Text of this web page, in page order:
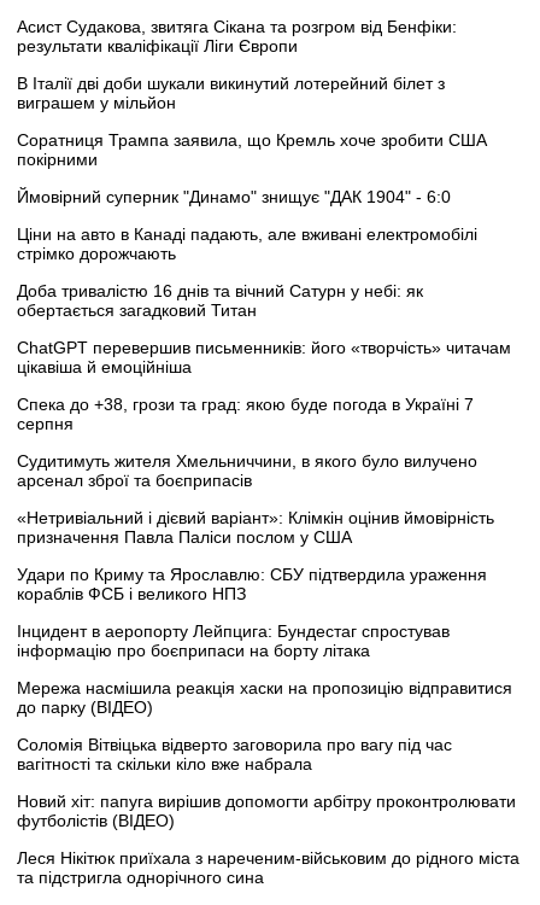
Асист Судакова, звитяга Сікана та розгром від Бенфіки:
результати кваліфікації Ліги Європи
В Італії дві доби шукали викинутий лотерейний білет з
виграшем у мільйон
Соратниця Трампа заявила, що Кремль хоче зробити США
покірними
Ймовірний суперник "Динамо" знищує "ДАК 1904" - 6:0
Ціни на авто в Канаді падають, але вживані електромобілі
стрімко дорожчають
Доба тривалістю 16 днів та вічний Сатурн у небі: як
обертається загадковий Титан
ChatGPT перевершив письменників: його «творчість» читачам
цікавіша й емоційніша
Спека до +38, грози та град: якою буде погода в Україні 7
серпня
Судитимуть жителя Хмельниччини, в якого було вилучено
арсенал зброї та боєприпасів
«Нетривіальний і дієвий варіант»: Клімкін оцінив ймовірність
призначення Павла Паліси послом у США
Удари по Криму та Ярославлю: СБУ підтвердила ураження
кораблів ФСБ і великого НПЗ
Інцидент в аеропорту Лейпцига: Бундестаг спростував
інформацію про боєприпаси на борту літака
Мережа насмішила реакція хаски на пропозицію відправитися
до парку (ВІДЕО)
Соломія Вітвіцька відверто заговорила про вагу під час
вагітності та скільки кіло вже набрала
Новий хіт: папуга вирішив допомогти арбітру проконтролювати
футболістів (ВІДЕО)
Леся Нікітюк приїхала з нареченим-військовим до рідного міста
та підстригла однорічного сина